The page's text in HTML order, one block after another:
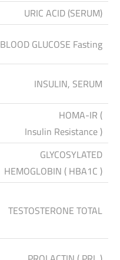
URIC ACID (SERUM)
BLOOD GLUCOSE Fasting
INSULIN, SERUM
HOMA-IR (
Insulin Resistance )
GLYCOSYLATED
HEMOGLOBIN ( HBA1C )
TESTOSTERONE TOTAL